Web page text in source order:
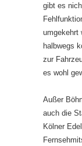
gibt es
umgekehrt
halbwegs
zur
es wohl
Außer
auch die
Kölner